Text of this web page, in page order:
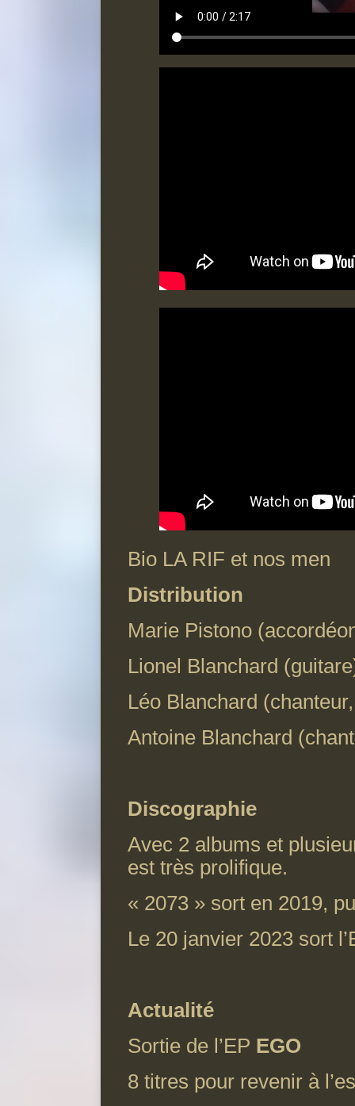
Bio LA RIF et nos men
Distribution
Marie Pistono
Lionel Blanchard
Léo Blanchard
Antoine Blanchard
Discographie
Avec 2 albums et
est très prolifique.
« 2073 » sort en 2019,
Le 20 janvier 2023 sort
Actualité
Sortie de l’EP EGO
8 titres pour revenir à